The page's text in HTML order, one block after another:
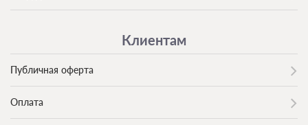
Клиентам
Публичная оферта
Оплата